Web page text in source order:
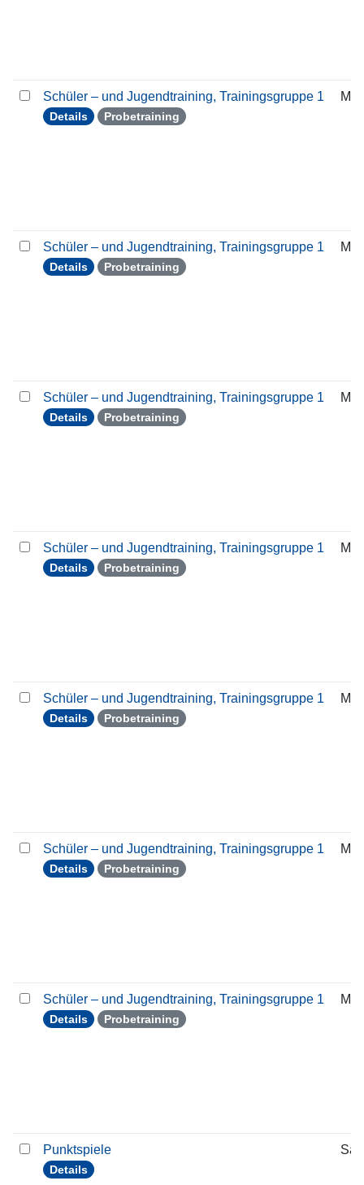
Schüler – und Jugendtraining, Trainingsgruppe 1
Details Probetraining
Schüler – und Jugendtraining, Trainingsgruppe 1
Details Probetraining
Schüler – und Jugendtraining, Trainingsgruppe 1
Details Probetraining
Schüler – und Jugendtraining, Trainingsgruppe 1
Details Probetraining
Schüler – und Jugendtraining, Trainingsgruppe 1
Details Probetraining
Schüler – und Jugendtraining, Trainingsgruppe 1
Details Probetraining
Schüler – und Jugendtraining, Trainingsgruppe 1
Details Probetraining
Punktspiele
Details